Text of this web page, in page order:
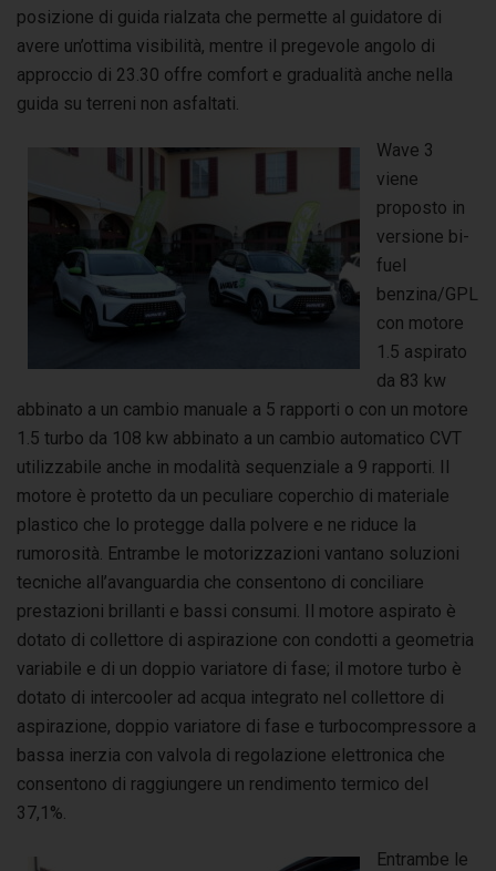
posizione di guida rialzata che permette al guidatore di
avere un’ottima visibilità, mentre il pregevole angolo di
approccio di 23.30 offre comfort e gradualità anche nella
guida su terreni non asfaltati.
Wave 3
viene
proposto in
versione bi-
fuel
benzina/GPL
con motore
1.5 aspirato
da 83 kw
abbinato a un cambio manuale a 5 rapporti o con un motore
1.5 turbo da 108 kw abbinato a un cambio automatico CVT
utilizzabile anche in modalità sequenziale a 9 rapporti. Il
motore è protetto da un peculiare coperchio di materiale
plastico che lo protegge dalla polvere e ne riduce la
rumorosità. Entrambe le motorizzazioni vantano soluzioni
tecniche all’avanguardia che consentono di conciliare
prestazioni brillanti e bassi consumi. Il motore aspirato è
dotato di collettore di aspirazione con condotti a geometria
variabile e di un doppio variatore di fase; il motore turbo è
dotato di intercooler ad acqua integrato nel collettore di
aspirazione, doppio variatore di fase e turbocompressore a
bassa inerzia con valvola di regolazione elettronica che
consentono di raggiungere un rendimento termico del
37,1%.
Entrambe le